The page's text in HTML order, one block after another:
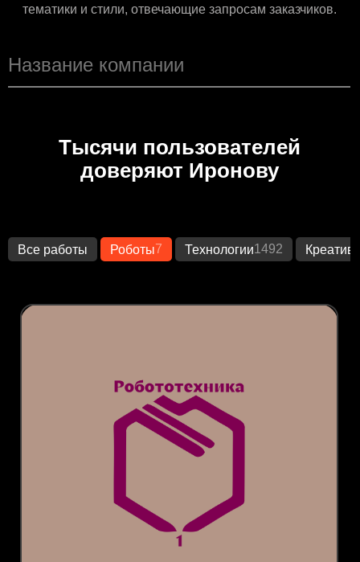
тематики и стили, отвечающие запросам заказчиков.
Тысячи пользователей
доверяют Иронову
Все работы Роботы7 Технологии1492 Креатив